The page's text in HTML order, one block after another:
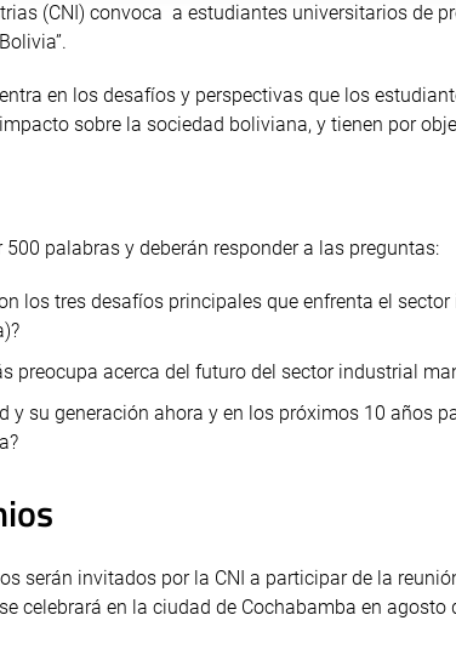
(CNI) convoca a estudiantes universitarios de
en los desafíos y perspectivas que los
sobre la sociedad boliviana, y tienen por
palabras y deberán responder a las preguntas:
los tres desafíos principales que enfrenta el
preocupa acerca del futuro del sector industrial
y su generación ahora y en los próximos 10 años
serán invitados por la CNI a participar de la
celebrará en la ciudad de Cochabamba en